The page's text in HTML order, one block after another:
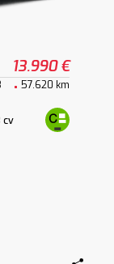
13.990 €
57.620 km
cv